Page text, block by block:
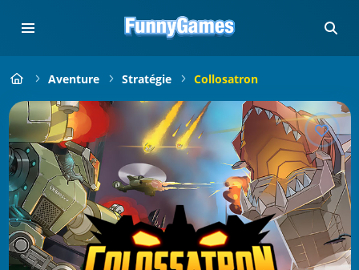
Aventure Stratégie Collosatron